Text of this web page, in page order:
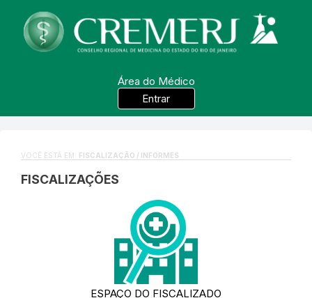
Área do Médico
Entrar
VOCÊ ESTÁ EM: FISCALIZAÇÃO / INFORMES
FISCALIZAÇÕES
ESPAÇO DO FISCALIZADO